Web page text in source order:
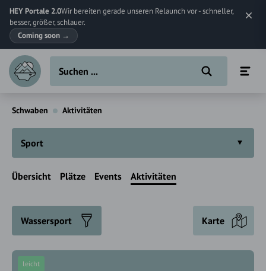
HEY Portale 2.0Wir bereiten gerade unseren Relaunch vor - schneller,
besser, größer, schlauer.
Coming soon →
Schwaben Aktivitäten
Sport
Übersicht Plätze Events Aktivitäten
Wassersport Karte
leicht